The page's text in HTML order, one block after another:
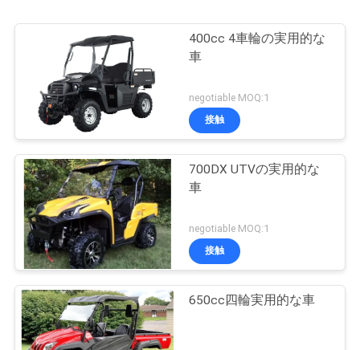
400cc 4車輪の実用的な
車
negotiable MOQ:1
接触
700DX UTVの実用的な
車
negotiable MOQ:1
接触
650cc四輪実用的な車